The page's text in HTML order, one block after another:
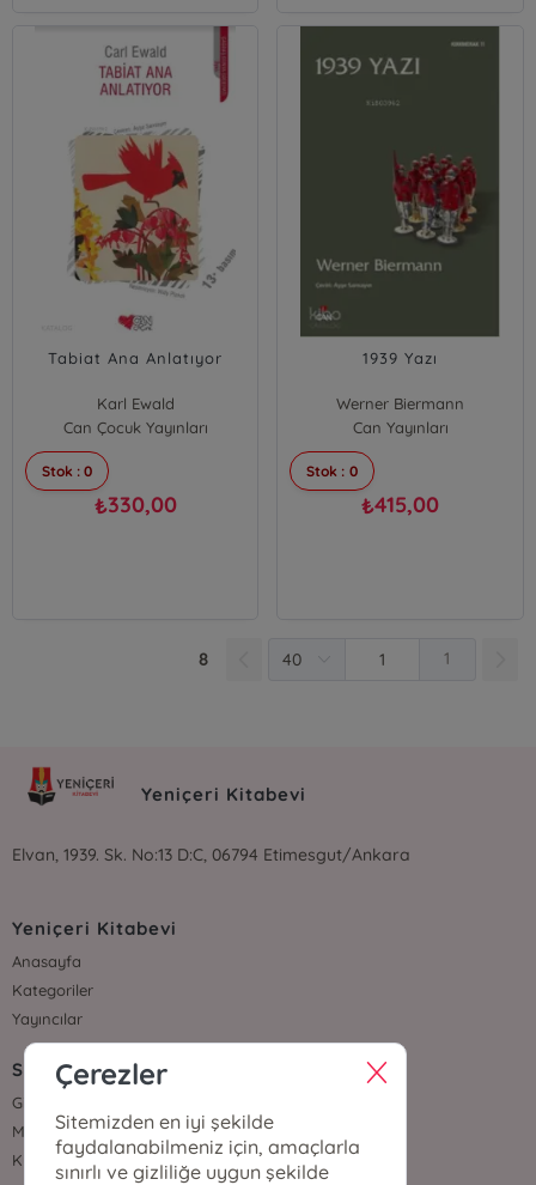
Tabiat Ana Anlatıyor
Karl Ewald
Can Çocuk Yayınları
Stok : 0
₺330,00
1939 Yazı
Werner Biermann
Can Yayınları
Stok : 0
₺415,00
8 1
Yeniçeri Kitabevi
Elvan, 1939. Sk. No:13 D:C, 06794 Etimesgut/Ankara
Yeniçeri Kitabevi
Anasayfa
Kategoriler
Yayıncılar
Sözleşmeler
Gizlilik Sözleşmesi
Mesafeli Satış Sözleşmesi
Kullanıcı Sözleşmesi
Çerezler
Sitemizden en iyi şekilde
faydalanabilmeniz için, amaçlarla
sınırlı ve gizliliğe uygun şekilde